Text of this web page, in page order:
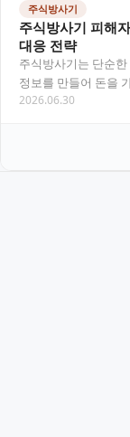
주식방사기
주식방사기 피해
대응 전략
주식방사기는 단순
정보를 만들어 돈을
석었나"라고 자책하
2026.06.30